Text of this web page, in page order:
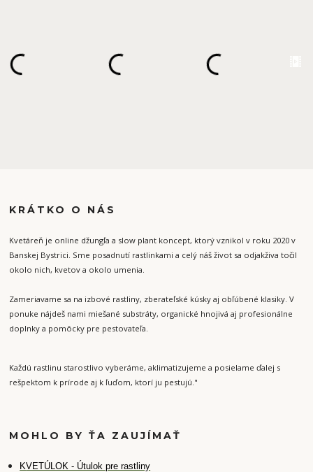
KRÁTKO O NÁS
Kvetáreň je online džungľa a slow plant koncept, ktorý vznikol v roku 2020 v
Banskej Bystrici. Sme posadnutí rastlinkami a celý náš život sa odjakživa točil
okolo nich, kvetov a okolo umenia.
Zameriavame sa na izbové rastliny, zberateľské kúsky aj obľúbené klasiky. V
ponuke nájdeš nami miešané substráty, organické hnojivá aj profesionálne
doplnky a pomôcky pre pestovateľa.
Každú rastlinu starostlivo vyberáme, aklimatizujeme a posielame ďalej s
rešpektom k prírode aj k ľuďom, ktorí ju pestujú."
MOHLO BY ŤA ZAUJÍMAŤ
KVETÚLOK - Útulok pre rastliny